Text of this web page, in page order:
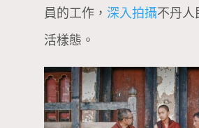
員的工作， 深入拍攝不丹人
活樣態。